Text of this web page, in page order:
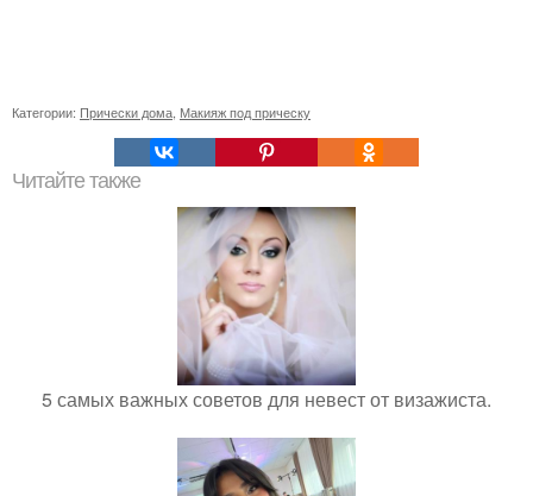
Категории: Прически дома Макияж под прическу
Читайте также
5 самых важных советов для невест от визажиста.